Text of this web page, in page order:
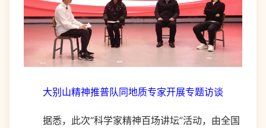
大别山精神推普队同地质专家开展专题访谈
据悉，此次“科学家精神百场讲坛”活动，由全国